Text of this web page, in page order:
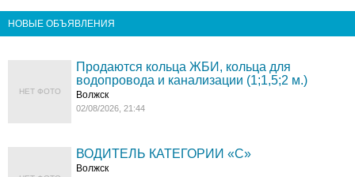
НОВЫЕ ОБЪЯВЛЕНИЯ
НЕТ ФОТО
Продаются кольца ЖБИ, кольца для
водопровода и канализации (1;1,5;2 м.)
Волжск
02/08/2026, 21:44
ВОДИТЕЛЬ КАТЕГОРИИ «C»
Волжск